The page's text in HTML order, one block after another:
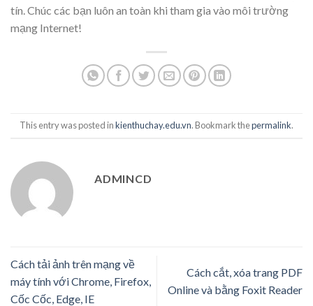
tín. Chúc các bạn luôn an toàn khi tham gia vào môi trường
mạng Internet!
This entry was posted inkienthuchay.edu.vn. Bookmark thepermalink.
ADMINCD
Cách tải ảnh trên mạng về
máy tính với Chrome, Firefox,
Cốc Cốc, Edge, IE
Cách cắt, xóa trang PDF
Online và bằng Foxit Reader